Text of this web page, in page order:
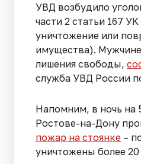
УВД возбудило
части 2 статьи 167
уничтожение или
имущества). Мужчине
лишения свободы,
служба УВД России
Напомним, в ночь на
Ростове-на-Дону
пожар на стоянке –
уничтожены более